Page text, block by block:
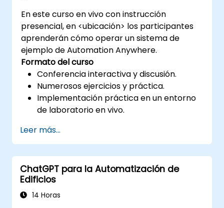
En este curso en vivo con instrucción
presencial, en <ubicación> los participantes
aprenderán cómo operar un sistema de
ejemplo de Automation Anywhere.
Formato del curso
Conferencia interactiva y discusión.
Numerosos ejercicios y práctica.
Implementación práctica en un entorno
de laboratorio en vivo.
Leer más...
ChatGPT para la Automatización de
Edificios
14 Horas